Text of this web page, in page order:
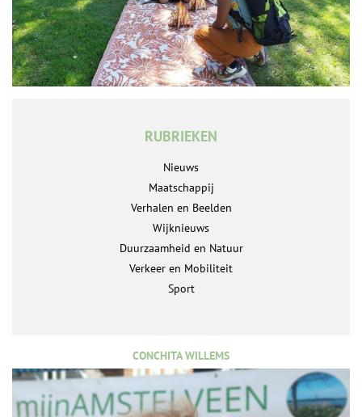
RUBRIEKEN
Nieuws
Maatschappij
Verhalen en Beelden
Wijknieuws
Duurzaamheid en Natuur
Verkeer en Mobiliteit
Sport
CONCHITA WILLEMS